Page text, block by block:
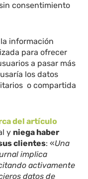
consentimiento
información
para ofrecer
a pasar más
los datos
o compartida
del artículo
y niega haber
clientes:«Una
implica
activamente
datos de